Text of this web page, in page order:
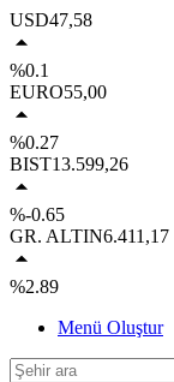
USD47,58
%0.1
EURO55,00
%0.27
BIST13.599,26
%-0.65
GR. ALTIN6.411,17
%2.89
Menü Oluştur